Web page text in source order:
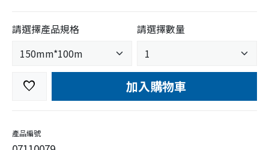
請選擇產品規格 請選擇數量
favorite 加入購物車
產品編號